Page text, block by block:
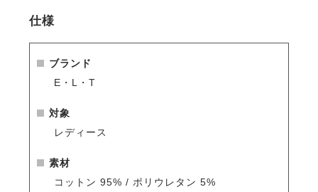
※シーズン品のため入荷数が少なく再販はありません
のでお早めのご注文をお勧めします。
人気商品はすぐに完売となりますので、新商品をいち
ださい。
仕様
ブランド
E・L・T
対象
レディース
素材
コットン 95% / ポリウレタン 5%